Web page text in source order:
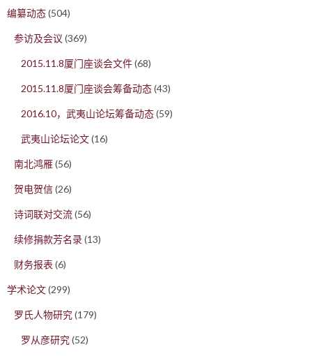
编纂动态(504)
参访及会议 (369)
2015.11.8厦门座谈会文件(68)
2015.11.8厦门座谈会筹备动态(43)
2016.10，武夷山论坛筹备动态(59)
武夷山论坛论文(16)
南北鸿雁(56)
贺电贺信(26)
诗词联对交流(56)
续修捐款芳名录(13)
财务报表 (6)
学术论文(299)
罗氏人物研究(179)
罗从彦研究(52)